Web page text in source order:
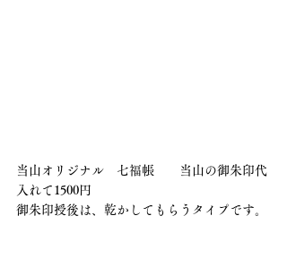
当山オリジナル　七福帳　　当山の御朱印代
入れて1500円
御朱印授後は、乾かしてもらうタイプです。